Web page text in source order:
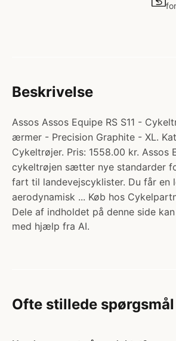
Beskrivelse
Assos Assos Equipe RS S11 -
ærmer - Precision Graphite - XL.
Cykeltrøjer. Pris: 1558.00 kr. Assos
cykeltrøjen sætter nye standarder
fart til landevejscyklister. Du får en
aerodynamisk ... Køb hos
Dele af indholdet på denne side
med hjælp fra AI.
Ofte stillede spørgsmål